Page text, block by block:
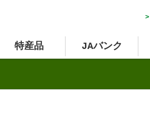
>
特産品 JAバンク